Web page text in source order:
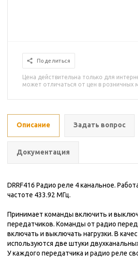
Поделиться
Цена действительна только для
может отличаться от цен в розничных
Описание Задать вопрос
Документация
DRRF416 Радио реле 4 канальное.
частоте 433.92 МГц.
Принимает команды включить и
передатчиков. Команды от радио
включать и выключать нагрузки. В
используются две штуки
У каждого передатчика и радио реле